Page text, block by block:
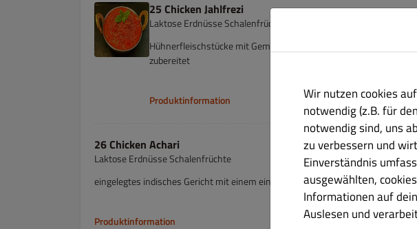
25 Chicken Jahlfrezi
Laktose Erdnüsse Schalenfrüchte
Hühnerfleischstücke mit Gemüse, scharf gewürzt, mit frischem
zubereitet
Produktinformation
26 Chicken Achari
Laktose Erdnüsse Schalenfrüchte
eingelegtes indisches Gericht mit einem einzigartigen Aroma aus Gewürzen
Produktinformation
Wir nutzen cookies
notwendig (z.B. für
notwendig sind, uns
zu verbessern und
Einverständnis
ausgewählten,
Informationen auf
Auslesen und